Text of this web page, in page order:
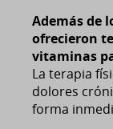
Además de
ofrecieron
vitaminas
La terapia
dolores
forma